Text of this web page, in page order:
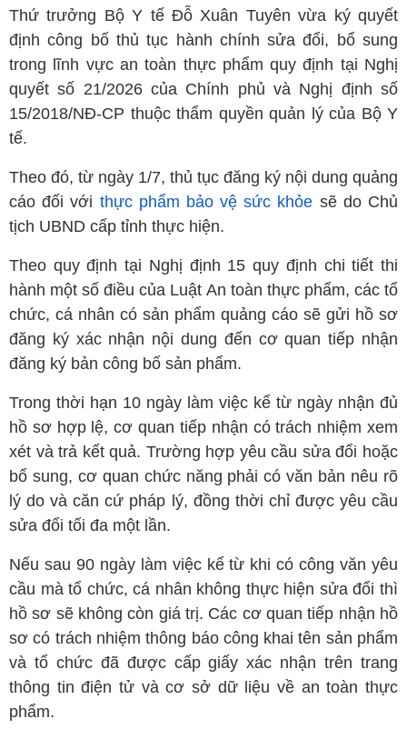
Thứ trưởng Bộ Y tế Đỗ Xuân Tuyên vừa ký quyết
định công bố thủ tục hành chính sửa đổi, bổ sung
trong lĩnh vực an toàn thực phẩm quy định tại Nghị
quyết số 21/2026 của Chính phủ và Nghị định số
15/2018/NĐ-CP thuộc thẩm quyền quản lý của Bộ Y
tế.
Theo đó, từ ngày 1/7, thủ tục đăng ký nội dung quảng
cáo đối với thực phẩm bảo vệ sức khỏe sẽ do Chủ
tịch UBND cấp tỉnh thực hiện.
Theo quy định tại Nghị định 15 quy định chi tiết thi
hành một số điều của Luật An toàn thực phẩm, các tổ
chức, cá nhân có sản phẩm quảng cáo sẽ gửi hồ sơ
đăng ký xác nhận nội dung đến cơ quan tiếp nhận
đăng ký bản công bố sản phẩm.
Trong thời hạn 10 ngày làm việc kể từ ngày nhận đủ
hồ sơ hợp lệ, cơ quan tiếp nhận có trách nhiệm xem
xét và trả kết quả. Trường hợp yêu cầu sửa đổi hoặc
bổ sung, cơ quan chức năng phải có văn bản nêu rõ
lý do và căn cứ pháp lý, đồng thời chỉ được yêu cầu
sửa đổi tối đa một lần.
Nếu sau 90 ngày làm việc kể từ khi có công văn yêu
cầu mà tổ chức, cá nhân không thực hiện sửa đổi thì
hồ sơ sẽ không còn giá trị. Các cơ quan tiếp nhận hồ
sơ có trách nhiệm thông báo công khai tên sản phẩm
và tổ chức đã được cấp giấy xác nhận trên trang
thông tin điện tử và cơ sở dữ liệu về an toàn thực
phẩm.